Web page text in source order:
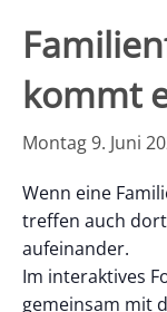
kommt
Montag 9. Juni
Wenn eine
treffen auch
aufeinander.
Im interaktives
gemeinsam mit